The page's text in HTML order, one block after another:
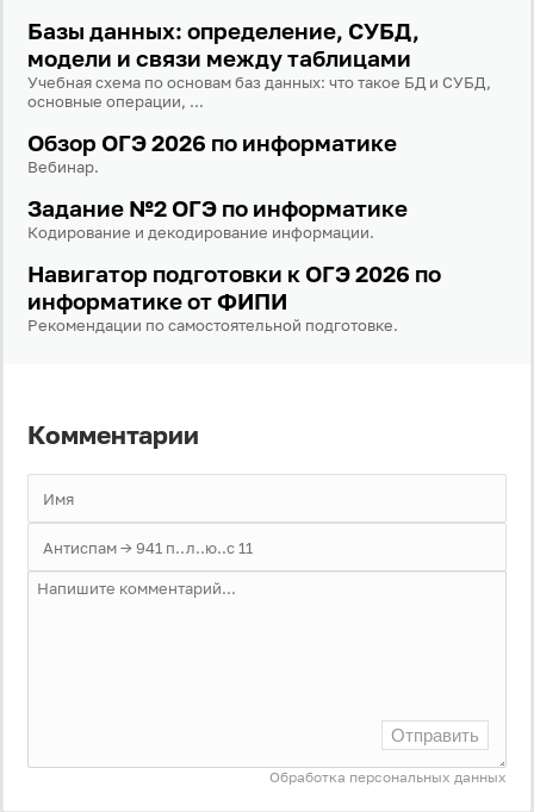
Забыли пароль?
обработку своих персональных
данныхна условиях и для целей, определённых в
политике в отношении обработки персональных
данных, а также принимаюПользовательское
соглашение.
Войти
Войти через Вконтакте
Войти через Яндекс
Базы данных: определение, СУБД,
модели и связи между таблицами
Учебная схема по основам баз данных: что такое БД и СУБД,
основные операции, ...
Обзор ОГЭ 2026 по информатике
Вебинар.
Задание №2 ОГЭ по информатике
Кодирование и декодирование информации.
Навигатор подготовки к ОГЭ 2026 по
информатике от ФИПИ
Рекомендации по самостоятельной подготовке.
Комментарии
Отправить
Обработка персональных данных